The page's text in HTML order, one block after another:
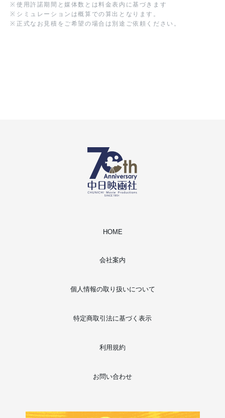
※ 使用許諾期間と媒体数とは料金表内に基づきます
※ シミュレーションは概算での算出となります。
※ 正式なお見積をご希望の場合は別途ご依頼ください。
HOME
会社案内
個人情報の取り扱いについて
特定商取引法に基づく表示
利用規約
お問い合わせ